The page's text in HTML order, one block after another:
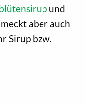
und
aber auch
Sirup bzw.